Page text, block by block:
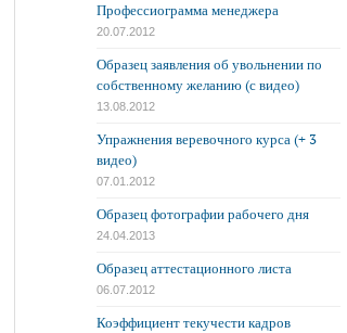
Профессиограмма менеджера
20.07.2012
Образец заявления об увольнении по
собственному желанию (с видео)
13.08.2012
Упражнения веревочного курса (+ 3
видео)
07.01.2012
Образец фотографии рабочего дня
24.04.2013
Образец аттестационного листа
06.07.2012
Коэффициент текучести кадров